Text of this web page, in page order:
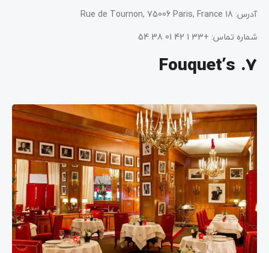
آدرس: 18 Rue de Tournon, 75006 Paris, France
شماره تماس: +33 1 42 01 38 54
7. Fouquet’s